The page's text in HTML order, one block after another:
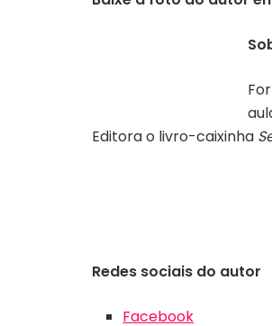
Editora o livro-caixinha
Redes sociais do autor
Facebook